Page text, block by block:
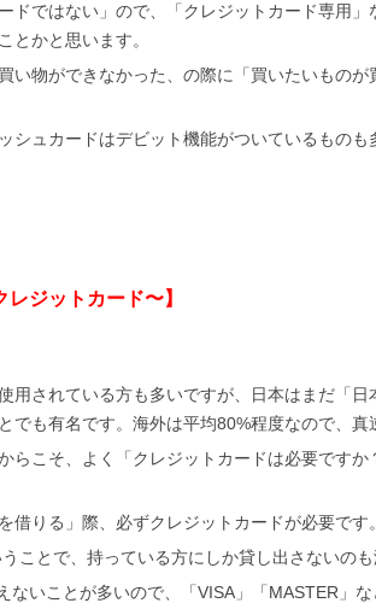
ドではない」ので、「クレジットカード専用」
とかと思います。
い物ができなかった、の際に「買いたいもの
シュカードはデビット機能がついているものも
ジットカード〜】
用されている方も多いですが、日本はまだ「日
でも有名です。海外は平均80%程度なので、真
らこそ、よく「クレジットカードは必要です
借りる」際、必ずクレジットカードが必要です。
ことで、持っている方にしか貸し出さないのも
ないことが多いので、「VISA」「MASTER」